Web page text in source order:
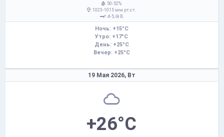
: 50-52%
: 1023-1015 мм рт.ст.
: 4-5,
В
Ночь: +15°C
Утро: +17°C
День: +25°C
Вечер: +25°C
19 Мая 2026, Вт
+26°C